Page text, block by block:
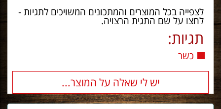
לצפייה בכל המוצרים והמתכונים המשויכים לתגיות -
לחצו על שם התגית הרצויה.
תגיות:
כשר
יש לי שאלה על המוצר...